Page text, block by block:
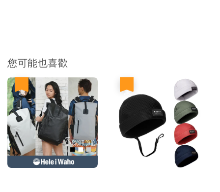
您可能也喜歡